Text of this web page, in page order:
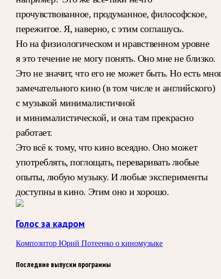
прочувствованное, продуманное, философское,
пережитое. Я, наверно, с этим соглашусь.
Но на физиологическом и нравственном уровне
я это течение не могу понять. Оно мне не близко.
Это не значит, что его не может быть. Но есть
замечательного кино (в том числе и английского)
с музыкой минималистичной
и минималистической, и она там прекрасно
работает.
Это всё к тому, что кино всеядно. Оно может
употреблять, поглощать, переваривать любые
опыты, любую музыку. И любые эксперименты
доступны в кино. Этим оно и хорошо.
Голос за кадром
Композитор Юрий Потеенко о киномузыке
Последние выпуски программы